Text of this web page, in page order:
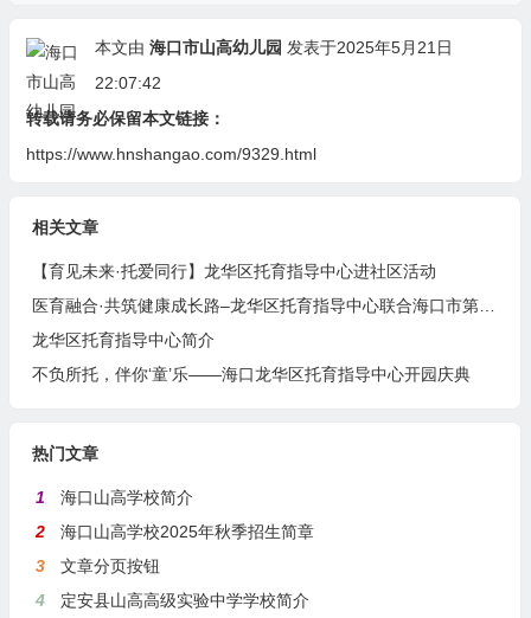
本文由 海口市山高幼儿园 发表于2025年5月21日
22:07:42
转载请务必保留本文链接：
https://www.hnshangao.com/9329.html
相关文章
【育见未来·托爱同行】龙华区托育指导中心进社区活动
医育融合·共筑健康成长路–龙华区托育指导中心联合海口市第四人民医院举办医育融合健康讲座
龙华区托育指导中心简介
不负所托，伴你‘童’乐——海口龙华区托育指导中心开园庆典
热门文章
1
海口山高学校简介
2
海口山高学校2025年秋季招生简章
3
文章分页按钮
4
定安县山高高级实验中学学校简介